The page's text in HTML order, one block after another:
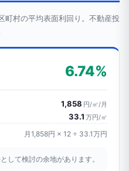
町村の平均表面利回り。不動産投
6.74%
1,858 円/㎡/月
33.1 万円/㎡
月1,858円 × 12 ÷ 33.1万円
して検討の余地があります。